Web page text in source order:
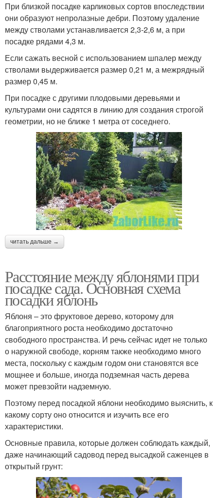
При близкой посадке карликовых сортов впоследствии
они образуют непролазные дебри. Поэтому удаление
между стволами устанавливается 2,3-2,6 м, а при
посадке рядами 4,3 м.
Если сажать весной с использованием шпалер между
стволами выдерживается размер 0,21 м, а межрядный
размер 0,45 м.
При посадке с другими плодовыми деревьями и
культурами они садятся в линию для создания строгой
геометрии, но не ближе 1 метра от соседнего.
читать дальше →
Расстояние между яблонями при
посадке сада. Основная схема
посадки яблонь
Яблоня – это фруктовое дерево, которому для
благоприятного роста необходимо достаточно
свободного пространства. И речь сейчас идет не только
о наружной свободе, корням также необходимо много
места, поскольку с каждым годом они становятся все
мощнее и больше, иногда подземная часть дерева
может превзойти надземную.
Поэтому перед посадкой яблони необходимо выяснить, к
какому сорту оно относится и изучить все его
характеристики.
Основные правила, которые должен соблюдать каждый,
даже начинающий садовод перед высадкой саженцев в
открытый грунт: